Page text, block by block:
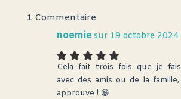
1 Commentaire
noemie sur 19 octobre 2024
Cela fait trois fois que je
avec des amis ou de la
approuve ! 😀